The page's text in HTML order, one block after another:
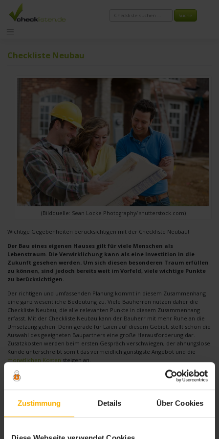
Zustimmung Details Über Cookies
Zum
springen
Checkliste Neubau
(Bildquelle: Sean Locke Photography/ shutterstock.com)
Wichtige Gegebenheiten berücksichtigen mit der Checkliste Neubau!
Der Bau eines eigenen Hauses gilt für viele Menschen als
Lebenstraum. Die Verwirklichung kann als eine Investition in die
Zukunft gesehen werden. Um sich diesen besonderen Traum erfüllen
zu können, sind jedoch bereits weit im Vorfeld, viele wichtige Punkte
zu berücksichtigen.
Der richtigen und umfassenden Planung kommt in diesem Zusammenhang
eine ganz wesentliche Bedeutung zu. Viele Bauherren nutzen daher die
Checkliste Neubau, die alle relevanten Punkte in diesem Zusammenhang
erfasst. Mit der Checkliste Neubau kann der Bauherr mit mehr Ruhe an die
Umsetzung gehen. Denn gerade für Laien auf diesem Gebiet, stellt schon die
Auswahl des geeigneten Baupartners eine große Herausforderung dar.
Zusatzkosten werden beim ersten Gespräch verschwiegen, der ahnungslose
Kunde unterschreibt somit das vermeidlich günstigste Angebot und die
monatlichen Kosten steigen an.
Durch die Nutzung der Checkliste werden dem Bauherrn zahlreiche Tipps
gegeben, damit dieser sich auf die wichtigsten Entscheidungen
konzentrieren kann und keine essentiell wichtigen Gegebenheiten und
Besonderheiten vernachlässigt.
Entscheidungsfindung bezüglich des Kaufpreises für das Grundstück. Die